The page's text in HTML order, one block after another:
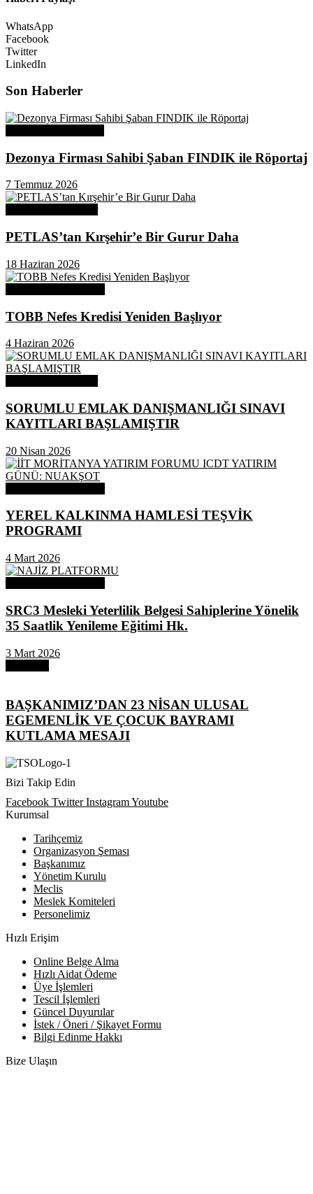
WhatsApp
Facebook
Twitter
LinkedIn
Son Haberler
Dezonya Firması Sahibi Şaban FINDIK ile Röportaj
7 Temmuz 2026
PETLAS’tan Kırşehir’e Bir Gurur Daha
18 Haziran 2026
TOBB Nefes Kredisi Yeniden Başlıyor
4 Haziran 2026
SORUMLU EMLAK DANIŞMANLIĞI SINAVI
KAYITLARI BAŞLAMIŞTIR
20 Nisan 2026
YEREL KALKINMA HAMLESİ TEŞVİK
PROGRAMI
4 Mart 2026
SRC3 Mesleki Yeterlilik Belgesi Sahiplerine Yönelik
35 Saatlik Yenileme Eğitimi Hk.
3 Mart 2026
BAŞKANIMIZ’DAN 23 NİSAN ULUSAL
EGEMENLİK VE ÇOCUK BAYRAMI
KUTLAMA MESAJI
Bizi Takip Edin
Facebook Twitter InstagramYoutube
Kurumsal
Tarihçemiz
Organizasyon Şeması
Başkanımız
Yönetim Kurulu
Meclis
Meslek Komiteleri
Personelimiz
Hızlı Erişim
Online Belge Alma
Hızlı Aidat Ödeme
Üye İşlemleri
Tescil İşlemleri
Güncel Duyurular
İstek / Öneri / Şikayet Formu
Bilgi Edinme Hakkı
Bize Ulaşın